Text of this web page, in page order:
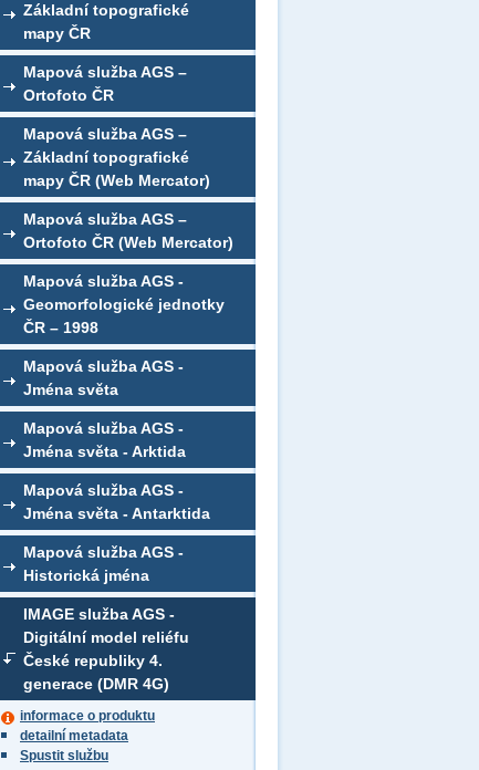
Základní topografické
mapy ČR
Mapová služba AGS –
Ortofoto ČR
Mapová služba AGS –
Základní topografické
mapy ČR (Web Mercator)
Mapová služba AGS –
Ortofoto ČR (Web Mercator)
Mapová služba AGS -
Geomorfologické jednotky
ČR – 1998
Mapová služba AGS -
Jména světa
Mapová služba AGS -
Jména světa - Arktida
Mapová služba AGS -
Jména světa - Antarktida
Mapová služba AGS -
Historická jména
IMAGE služba AGS -
Digitální model reliéfu
České republiky 4.
generace (DMR 4G)
informace o produktu
detailní metadata
Spustit službu